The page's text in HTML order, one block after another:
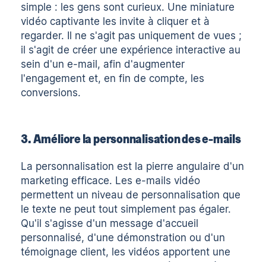
simple : les gens sont curieux. Une miniature
vidéo captivante les invite à cliquer et à
regarder. Il ne s'agit pas uniquement de vues ;
il s'agit de créer une expérience interactive au
sein d'un e-mail, afin d'augmenter
l'engagement et, en fin de compte, les
conversions.
3. Améliore la personnalisation des e-mails
La personnalisation est la pierre angulaire d'un
marketing efficace. Les e-mails vidéo
permettent un niveau de personnalisation que
le texte ne peut tout simplement pas égaler.
Qu'il s'agisse d'un message d'accueil
personnalisé, d'une démonstration ou d'un
témoignage client, les vidéos apportent une